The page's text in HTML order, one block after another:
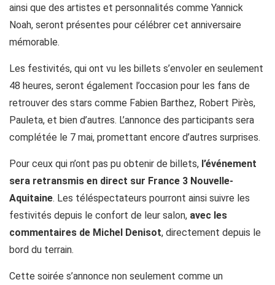
ainsi que des artistes et personnalités comme Yannick
Noah, seront présentes pour célébrer cet anniversaire
mémorable.
Les festivités, qui ont vu les billets s’envoler en seulement
48 heures, seront également l’occasion pour les fans de
retrouver des stars comme Fabien Barthez, Robert Pirès,
Pauleta, et bien d’autres. L’annonce des participants sera
complétée le 7 mai, promettant encore d’autres surprises.
Pour ceux qui n’ont pas pu obtenir de billets, l’événement
sera retransmis en direct sur France 3 Nouvelle-
Aquitaine. Les téléspectateurs pourront ainsi suivre les
festivités depuis le confort de leur salon, avec les
commentaires de Michel Denisot, directement depuis le
bord du terrain.
Cette soirée s’annonce non seulement comme un